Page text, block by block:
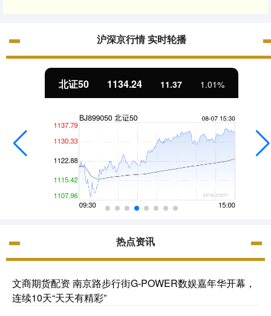
沪深京行情 实时轮播
北证50 1134.24 11.37 1.01%
热点资讯
文商期货配资 南京路步行街G-POWER数娱嘉年华开幕，
连续10天“天天有精彩”